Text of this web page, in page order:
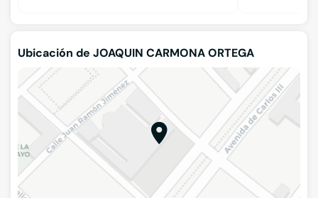
Ubicación de JOAQUIN CARMONA ORTEGA